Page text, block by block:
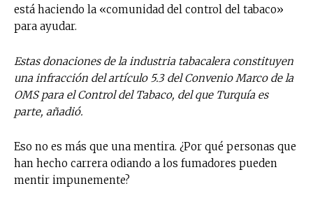
está haciendo la «comunidad del control del tabaco»
para ayudar.
Estas donaciones de la industria tabacalera constituyen
una infracción del artículo 5.3 del Convenio Marco de la
OMS para el Control del Tabaco, del que Turquía es
parte, añadió.
Eso no es más que una mentira. ¿Por qué personas que
han hecho carrera odiando a los fumadores pueden
mentir impunemente?